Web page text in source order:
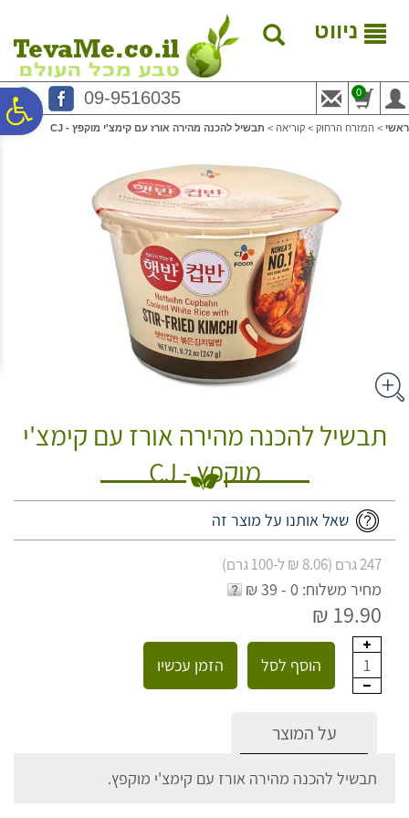
נגישות
המרכזי
ניווט
09-9516035 0
ראשי > המזרח הרחוק > קוריאה > תבשיל להכנה מהירה אורז עם קימצ'י מוקפץ - CJ
תבשיל להכנה מהירה אורז עם קימצ'י
מוקפץ - CJ
שאל אותנו על מוצר זה
247 גרם (8.06 ₪ ל-100 גרם)
מחיר משלוח: 0 - 39 ₪
19.90 ₪
1 הוסף לסל הזמן עכשיו
על המוצר
תבשיל להכנה מהירה אורז עם קימצ'י מוקפץ.